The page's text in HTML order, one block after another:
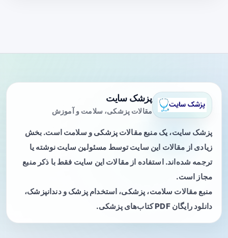
پزشک سایت
مقالات پزشکی، سلامت و آموزش
پزشک سایت، یک منبع مقالات پزشکی و سلامت است. بخش
زیادی از مقالات این سایت توسط مسئولین سایت نوشته یا
ترجمه شده‌اند. استفاده از مقالات این سایت فقط با ذکر منبع
مجاز است.
منبع مقالات سلامت، پزشکی، استخدام پزشک و دندانپزشک،
دانلود رایگان PDF کتاب‌های پزشکی.